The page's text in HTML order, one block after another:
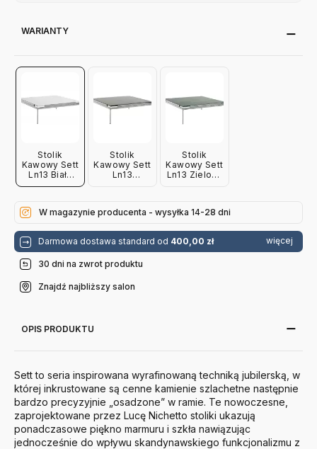
WARIANTY
Stolik
Kawowy Sett
Ln13 Biały
Marmur
Stolik
Kawowy Sett
Ln13
Stolik
Kawowy Sett
Ln13 Zielony
W magazynie producenta - wysyłka 14-28 dni
Darmowa dostawa standard od 400,00 zł więcej
30 dni na zwrot produktu
Znajdź najbliższy salon
OPIS PRODUKTU
Sett to seria inspirowana wyrafinowaną techniką jubilerską, w
której inkrustowane są cenne kamienie szlachetne następnie
bardzo precyzyjnie „osadzone” w ramie. Te nowoczesne,
zaprojektowane przez Lucę Nichetto stoliki ukazują
ponadczasowe piękno marmuru i szkła nawiązując
jednocześnie do wpływu skandynawskiego funkcjonalizmu z